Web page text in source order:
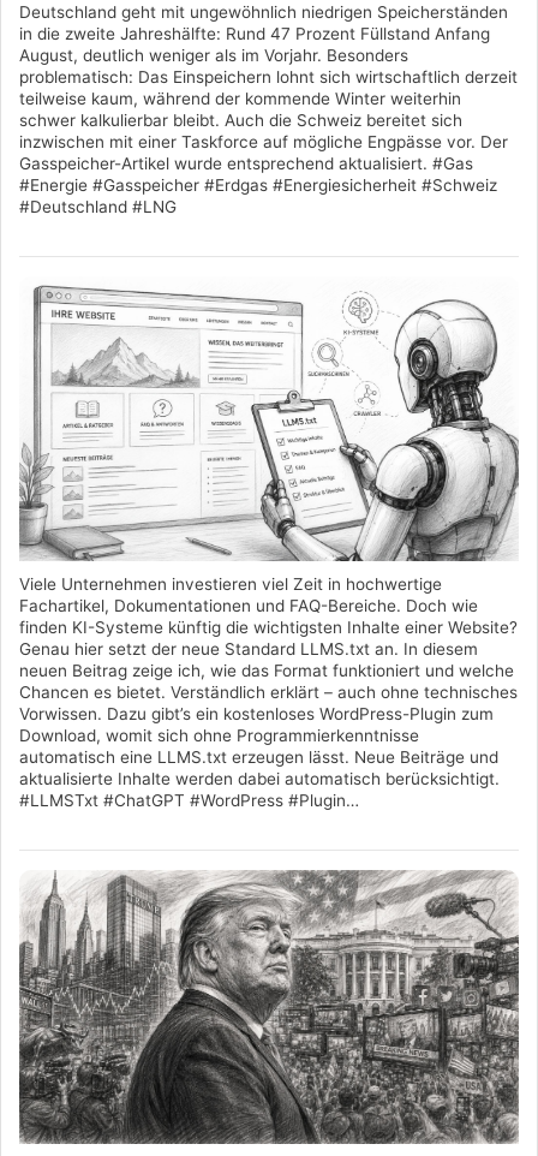
Deutschland geht mit ungewöhnlich niedrigen Speicherständen
in die zweite Jahreshälfte: Rund 47 Prozent Füllstand Anfang
August, deutlich weniger als im Vorjahr. Besonders
problematisch: Das Einspeichern lohnt sich wirtschaftlich derzeit
teilweise kaum, während der kommende Winter weiterhin
schwer kalkulierbar bleibt. Auch die Schweiz bereitet sich
inzwischen mit einer Taskforce auf mögliche Engpässe vor. Der
Gasspeicher-Artikel wurde entsprechend aktualisiert. #Gas
#Energie #Gasspeicher #Erdgas #Energiesicherheit #Schweiz
#Deutschland #LNG
Viele Unternehmen investieren viel Zeit in hochwertige
Fachartikel, Dokumentationen und FAQ-Bereiche. Doch wie
finden KI-Systeme künftig die wichtigsten Inhalte einer Website?
Genau hier setzt der neue Standard LLMS.txt an. In diesem
neuen Beitrag zeige ich, wie das Format funktioniert und welche
Chancen es bietet. Verständlich erklärt – auch ohne technisches
Vorwissen. Dazu gibt’s ein kostenloses WordPress-Plugin zum
Download, womit sich ohne Programmierkenntnisse
automatisch eine LLMS.txt erzeugen lässt. Neue Beiträge und
aktualisierte Inhalte werden dabei automatisch berücksichtigt.
#LLMSTxt #ChatGPT #WordPress #Plugin…